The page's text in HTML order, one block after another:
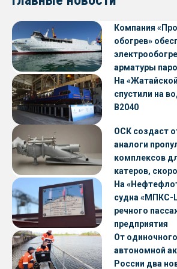
Компания
обогрев»
арматуры
На
спустили на
В2040
ОСК создаст
аналоги
комплексов
катеров,
судов с
На
судна «МПКС-
речного
предприятия
От
автономной
России два